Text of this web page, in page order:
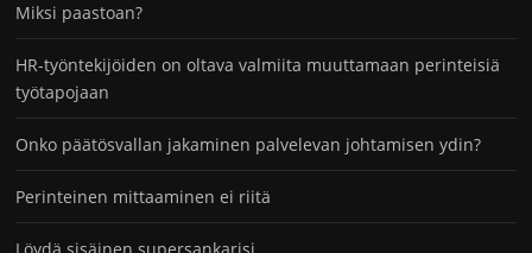
Miksi paastoan?
HR-työntekijöiden on oltava valmiita muuttamaan perinteisiä
työtapojaan
Onko päätösvallan jakaminen palvelevan johtamisen ydin?
Perinteinen mittaaminen ei riitä